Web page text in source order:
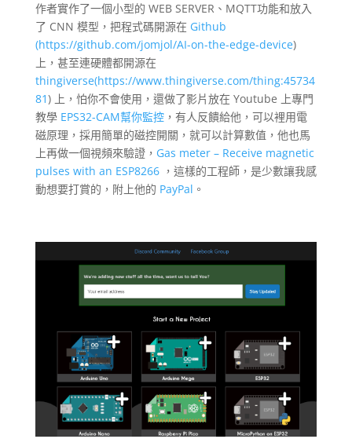
作者實作了一個小型的 WEB SERVER、MQTT功能和放入
了 CNN 模型，把程式碼開源在 Github
(https://github.com/jomjol/AI-on-the-edge-device)
上，甚至連硬體都開源在
thingiverse(https://www.thingiverse.com/thing:45734
81) 上，怕你不會使用，還做了影片放在 Youtube 上專門
教學 EPS32-CAM幫你監控，有人反饋給他，可以裡用電
磁原理，採用簡單的磁控開關，就可以計算數值，他也馬
上再做一個視頻來驗證， Gas meter – Receive magnetic
pulses with an ESP8266，這樣的工程師，是少數讓我感
動想要打賞的，附上他的 PayPal 。